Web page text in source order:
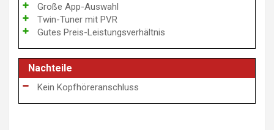
Große App-Auswahl
Twin-Tuner mit PVR
Gutes Preis-Leistungsverhältnis
Nachteile
Kein Kopfhöreranschluss